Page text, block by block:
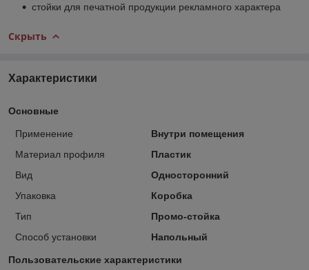
стойки для печатной продукции рекламного характера
Скрыть
Характеристики
Основные
Применение
Внутри помещения
Материал профиля
Пластик
Вид
Односторонний
Упаковка
Коробка
Тип
Промо-стойка
Способ установки
Напольный
Пользовательские характеристики